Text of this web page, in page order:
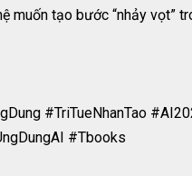
muốn tạo bước “nhảy vọt”
#TriTueNhanTao
#Tbooks